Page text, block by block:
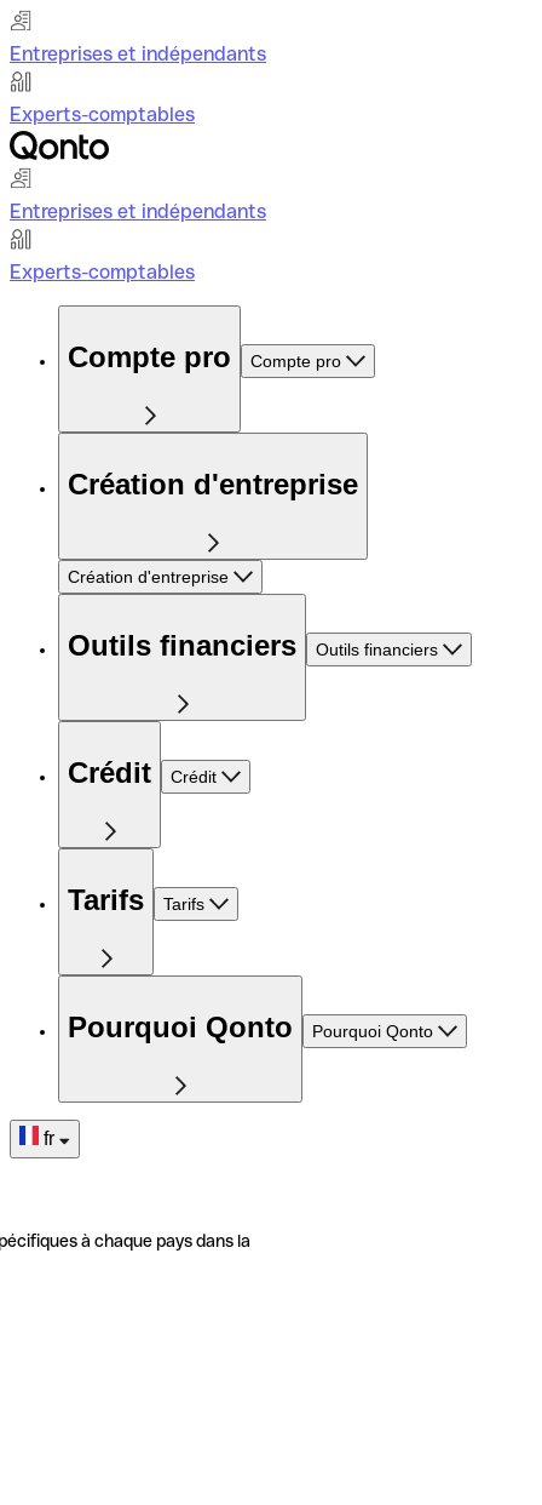
Entreprises et indépendants
Experts-comptables
Entreprises et indépendants
Experts-comptables
Compte pro Compte pro
Création d'entreprise
Création d'entreprise
Outils financiers Outils financiers
Crédit Crédit
Tarifs Tarifs
Pourquoi Qonto Pourquoi Qonto
fr
à chaque pays dans la